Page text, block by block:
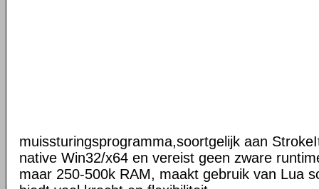
muissturingsprogramma,soortgelijk aan
native Win32/x64 en vereist geen zware
maar 250-500k RAM, maakt gebruik van Lua